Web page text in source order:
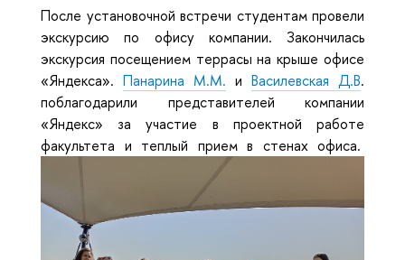
После установочной встречи студентам провели
экскурсию по офису компании. Закончилась
экскурсия посещением террасы на крыше офисе
«Яндекса». Панарина М.М. и Василевская Д.В.
поблагодарили представителей компании
«Яндекс» за участие в проектной работе
факультета и теплый прием в стенах офиса.